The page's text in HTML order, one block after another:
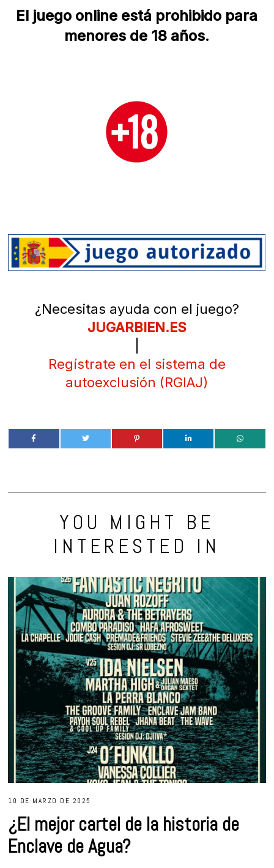
El juego online está prohibido para
menores de 18 años.
¿Necesitas ayuda con el juego?
JUGARBIEN.ES
Regístrate en el sistema de
autoexclusión (RGIAJ)
YOU MIGHT BE
INTERESTED IN
10 DE MARZO DE 2025
¿El mejor cartel de la historia de
Enclave de Agua?